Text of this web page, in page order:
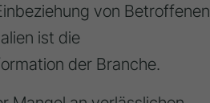
von Betroffenen
ist die
der Branche.